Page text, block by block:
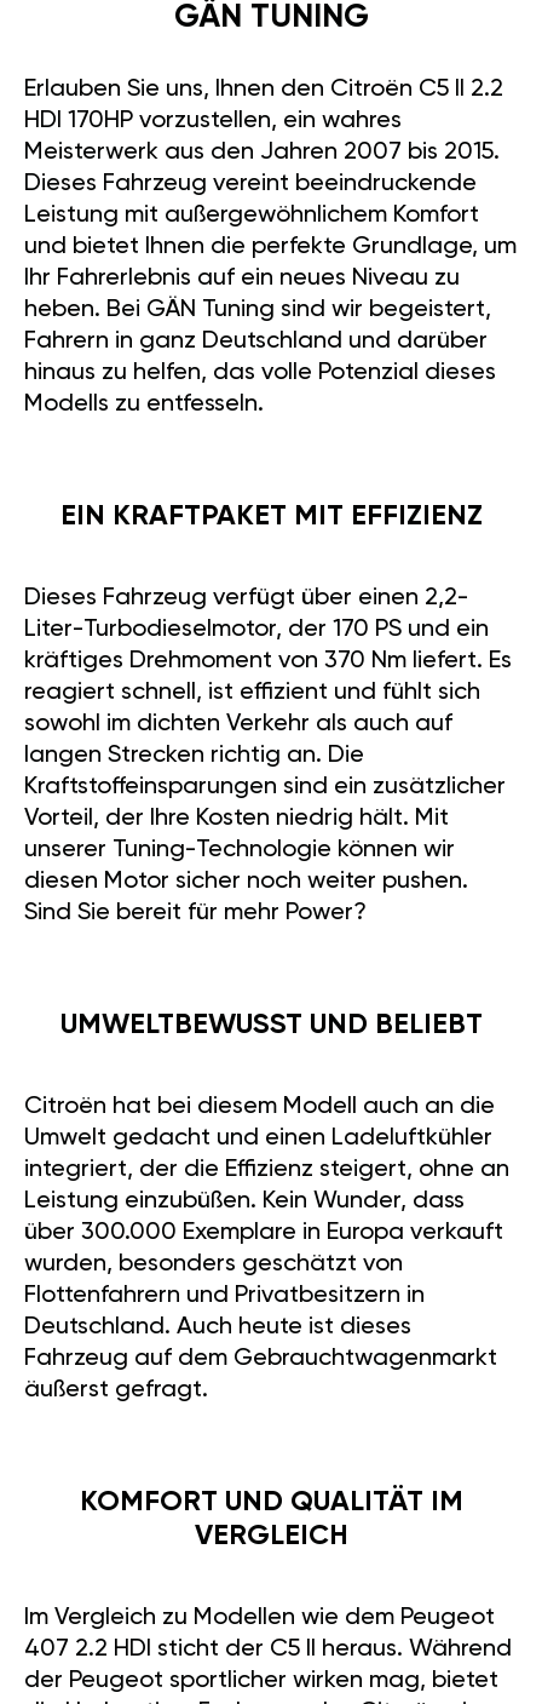
GÄN TUNING
Erlauben Sie uns, Ihnen den Citroën C5 II 2.2
HDI 170HP vorzustellen, ein wahres
Meisterwerk aus den Jahren 2007 bis 2015.
Dieses Fahrzeug vereint beeindruckende
Leistung mit außergewöhnlichem Komfort
und bietet Ihnen die perfekte Grundlage, um
Ihr Fahrerlebnis auf ein neues Niveau zu
heben. Bei GÄN Tuning sind wir begeistert,
Fahrern in ganz Deutschland und darüber
hinaus zu helfen, das volle Potenzial dieses
Modells zu entfesseln.
EIN KRAFTPAKET MIT EFFIZIENZ
Dieses Fahrzeug verfügt über einen 2,2-
Liter-Turbodieselmotor, der 170 PS und ein
kräftiges Drehmoment von 370 Nm liefert. Es
reagiert schnell, ist effizient und fühlt sich
sowohl im dichten Verkehr als auch auf
langen Strecken richtig an. Die
Kraftstoffeinsparungen sind ein zusätzlicher
Vorteil, der Ihre Kosten niedrig hält. Mit
unserer Tuning-Technologie können wir
diesen Motor sicher noch weiter pushen.
Sind Sie bereit für mehr Power?
UMWELTBEWUSST UND BELIEBT
Citroën hat bei diesem Modell auch an die
Umwelt gedacht und einen Ladeluftkühler
integriert, der die Effizienz steigert, ohne an
Leistung einzubüßen. Kein Wunder, dass
über 300.000 Exemplare in Europa verkauft
wurden, besonders geschätzt von
Flottenfahrern und Privatbesitzern in
Deutschland. Auch heute ist dieses
Fahrzeug auf dem Gebrauchtwagenmarkt
äußerst gefragt.
KOMFORT UND QUALITÄT IM
VERGLEICH
Im Vergleich zu Modellen wie dem Peugeot
407 2.2 HDI sticht der C5 II heraus. Während
der Peugeot sportlicher wirken mag, bietet